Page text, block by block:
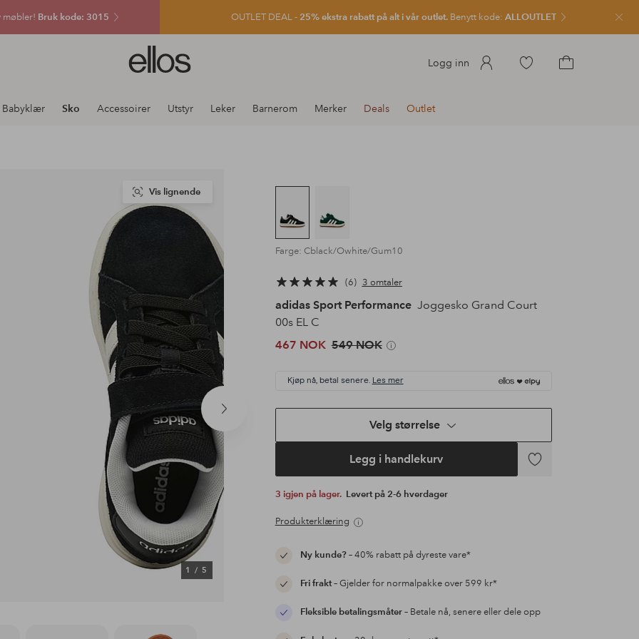
møbler! Bruk kode: 3015 OUTLET DEAL - 25% ekstra rabatt på alt i vår outlet. Benytt kode: ALLOUTLET Lukk
Ellos
logo
gå
Logg inn
Gå
Babyklær Sko Accessoirer Utstyr Leker Barnerom Merker Deals Outlet
Neste
1/ 5
Vis lignende
Farge: Cblack/Owhite/Gum10
6 3 omtaler
adidas Sport Performance Joggesko Grand Court
00s EL C
467 NOK 549 NOK
Kjøp nå, betal senere. Les mer
Velg størrelse
Legg i handlekurv
Legg
3 igjen på lager. Levert på 2-6 hverdager
Produkterklæring
Ny kunde?– 40% rabatt på dyreste vare*
Fri frakt– Gjelder for normalpakke over 599 kr*
Fleksible betalingsmåter– Betale nå, senere eller dele opp